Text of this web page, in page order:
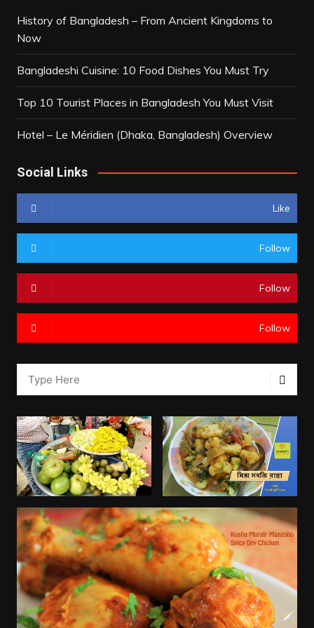
History of Bangladesh – From Ancient Kingdoms to
Now
Bangladeshi Cuisine: 10 Food Dishes You Must Try
Top 10 Tourist Places in Bangladesh You Must Visit
Hotel – Le Méridien (Dhaka, Bangladesh) Overview
Social Links
Like
Follow
Follow
Follow